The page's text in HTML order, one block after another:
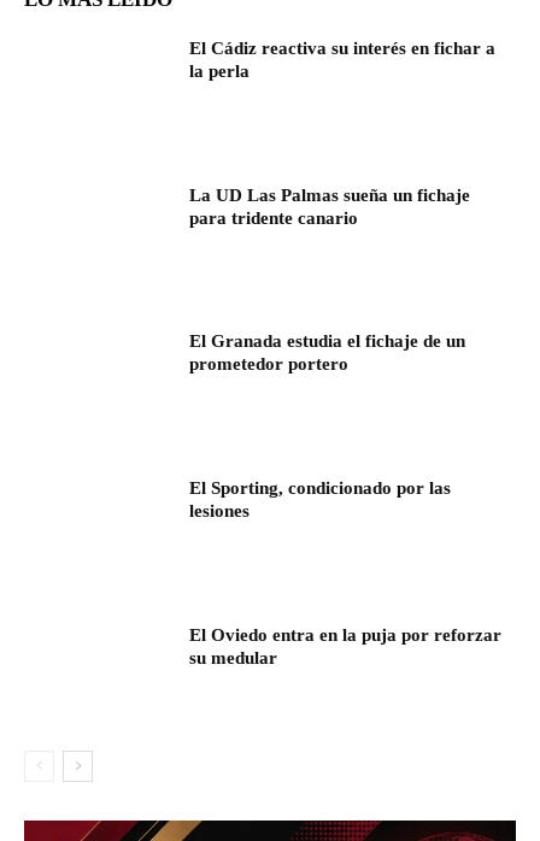
El Cádiz reactiva su interés en fichar a
la perla
La UD Las Palmas sueña un fichaje
para tridente canario
El Granada estudia el fichaje de un
prometedor portero
El Sporting, condicionado por las
lesiones
El Oviedo entra en la puja por reforzar
su medular